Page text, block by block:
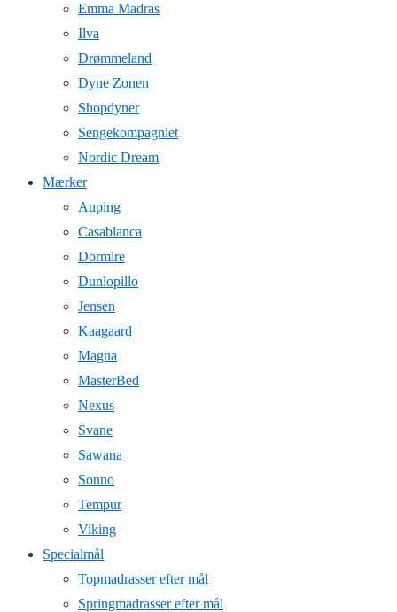
Emma Madras
Ilva
Drømmeland
Dyne Zonen
Shopdyner
Sengekompagniet
Nordic Dream
Mærker
Auping
Casablanca
Dormire
Dunlopillo
Jensen
Kaagaard
Magna
MasterBed
Nexus
Svane
Sawana
Sonno
Tempur
Viking
Specialmål
Topmadrasser efter mål
Springmadrasser efter mål